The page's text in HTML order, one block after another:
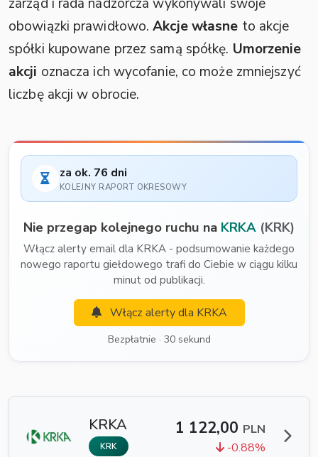
zarząd i rada nadzorcza wykonywali swoje
obowiązki prawidłowo.Akcje własne to akcje
spółki kupowane przez samą spółkę. Umorzenie
akcji oznacza ich wycofanie, co może zmniejszyć
liczbę akcji w obrocie.
za ok. 76 dni
KOLEJNY RAPORT OKRESOWY
Nie przegap kolejnego ruchu na KRKA (KRK)
Włącz alerty email dla KRKA - podsumowanie każdego
nowego raportu giełdowego trafi do Ciebie w ciągu kilku
minut od publikacji.
Włącz alerty dla KRKA
Bezpłatnie · 30 sekund
KRKA
KRK
1 122,00 PLN
-0.88%